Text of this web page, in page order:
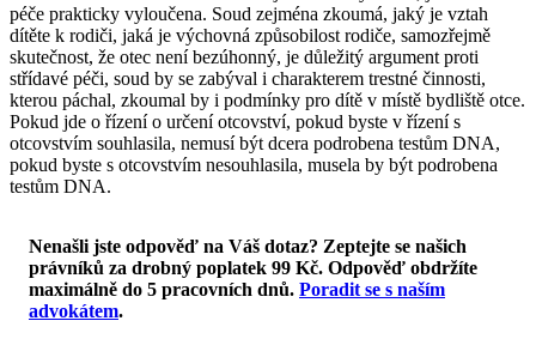
péče prakticky vyloučena. Soud zejména zkoumá, jaký je vztah
dítěte k rodiči, jaká je výchovná způsobilost rodiče, samozřejmě
skutečnost, že otec není bezúhonný, je důležitý argument proti
střídavé péči, soud by se zabýval i charakterem trestné činnosti,
kterou páchal, zkoumal by i podmínky pro dítě v místě bydliště otce.
Pokud jde o řízení o určení otcovství, pokud byste v řízení s
otcovstvím souhlasila, nemusí být dcera podrobena testům DNA,
pokud byste s otcovstvím nesouhlasila, musela by být podrobena
testům DNA.
Nenašli jste odpověď na Váš dotaz? Zeptejte se našich
právníků za drobný poplatek 99 Kč. Odpověď obdržíte
maximálně do 5 pracovních dnů. Poradit se s naším
advokátem.